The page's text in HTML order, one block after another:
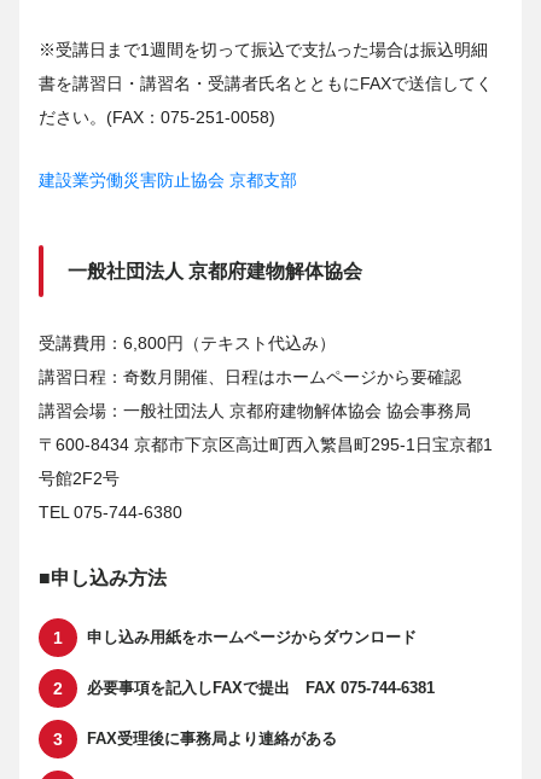
※受講日まで1週間を切って振込で支払った場合は振込明細
書を講習日・講習名・受講者氏名とともにFAXで送信してく
ださい。(FAX：075-251-0058)
建設業労働災害防止協会 京都支部
一般社団法人 京都府建物解体協会
受講費用：6,800円（テキスト代込み）
講習日程：奇数月開催、日程はホームページから要確認
講習会場：一般社団法人 京都府建物解体協会 協会事務局
〒600-8434 京都市下京区高辻町西入繁昌町295-1日宝京都1
号館2F2号
TEL 075-744-6380
■申し込み方法
申し込み用紙をホームページからダウンロード
必要事項を記入しFAXで提出 FAX 075-744-6381
FAX受理後に事務局より連絡がある